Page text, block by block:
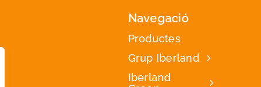
Navegació
Productes
Grup Iberland
Iberland